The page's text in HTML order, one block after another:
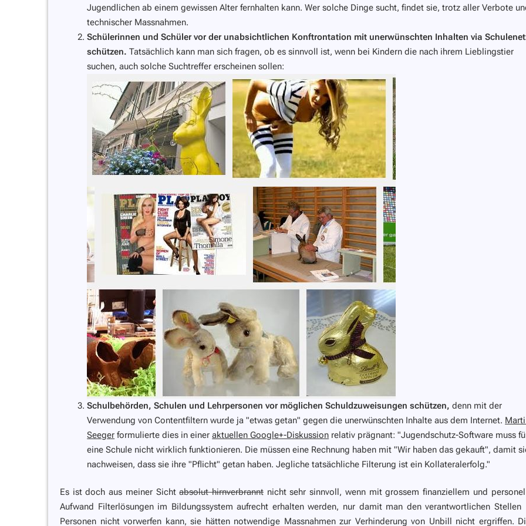
Jugendlichen ab einem gewissen Alter fernhalten kann. Wer solche Dinge sucht, findet sie, trotz aller Verbote
technischer Massnahmen.
Schülerinnen und Schüler vor der unabsichtlichen Konftrontation mit unerwünschten Inhalten via
schützen. Tatsächlich kann man sich fragen, ob es sinnvoll ist, wenn bei Kindern die nach ihrem Lieblingstier
suchen, auch solche Suchtreffer erscheinen sollen:
Schulbehörden, Schulen und Lehrpersonen vor möglichen Schuldzuweisungen schützen, denn mit der
Verwendung von Contentfiltern wurde ja "etwas getan" gegen die unerwünschten Inhalte aus dem Internet.
Seeger formulierte dies in eineraktuellen Google+-Diskussion relativ prägnant:"Jugendschutz-Software muss
eine Schule nicht wirklich funktionieren. Die müssen eine Rechnung haben mit "Wir haben das gekauft", damit
nachweisen, dass sie ihre "Pflicht" getan haben. Jegliche tatsächliche Filterung ist ein Kollateralerfolg. "
Es ist doch aus meiner Sichtabsolut hirnverbrannt nicht sehr sinnvoll, wenn mit grossem finanziellem und
Aufwand Filterlösungen im Bildungssystem aufrecht erhalten werden, nur damit man den verantwortlichen Stellen
Personen nicht vorwerfen kann, sie hätten notwendige Massnahmen zur Verhinderung von Unbill nicht ergriffen.